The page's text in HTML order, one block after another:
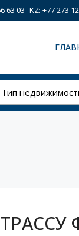
63 03 KZ: +77 273
Тип